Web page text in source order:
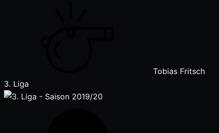
Tobias Fritsch
3. Liga